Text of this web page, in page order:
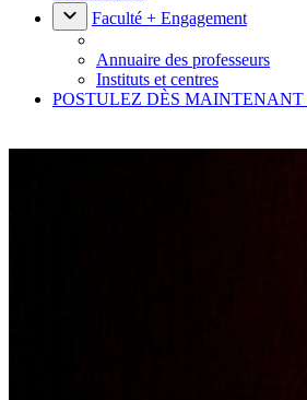
Faculté + Engagement
Annuaire des professeurs
Instituts et centres
POSTULEZ DÈS MAINTENANT